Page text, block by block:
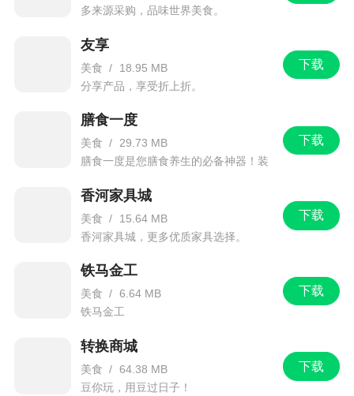
多来源采购，品味世界美食。
下载
友享
美食 /
18.95 MB
分享产品，享受折上折。
下载
膳食一度
美食 / 29.73 MB
膳食一度是您膳食养生的必备神器！装
下载
香河家具城
美食 /
15.64 MB
香河家具城，更多优质家具选择。
下载
铁马金工
美食 / 6.64 MB
铁马金工
下载
转换商城
美食 / 64.38 MB
豆你玩，用豆过日子！